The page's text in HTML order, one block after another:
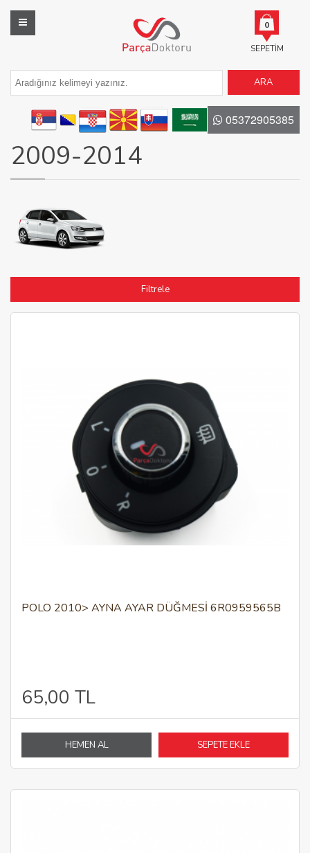
SEPETIM
0
ARA
05372905385
2009-2014
Filtrele
POLO 2010> AYNA AYAR DÜĞMESİ 6R0959565B
65,00 TL
HEMEN AL SEPETE EKLE